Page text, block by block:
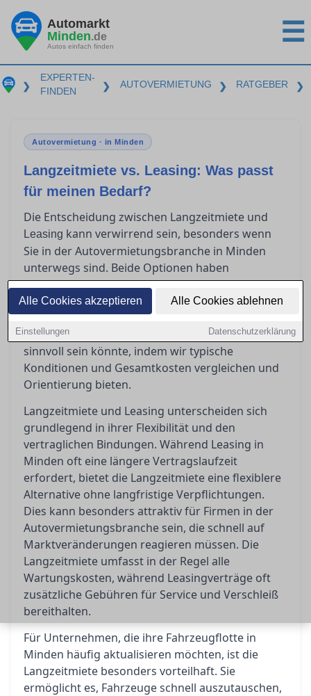
Alle Cookies akzeptieren Alle Cookies ablehnen
Einstellungen Datenschutzerklärung
Automarkt
Minden.de
Autos einfach finden ☰
❯
EXPERTEN-
FINDEN
❯ AUTOVERMIETUNG ❯ RATGEBER ❯
Autovermietung · in Minden
Langzeitmiete vs. Leasing: Was passt
für meinen Bedarf?
Die Entscheidung zwischen Langzeitmiete und
Leasing kann verwirrend sein, besonders wenn
Sie in der Autovermietungsbranche in Minden
unterwegs sind. Beide Optionen haben
spezifische Vorteile und unterschiedliche
Kostenstrukturen, die je nach individueller
Nutzung und Bedarf variieren können. In diesem
Artikel beleuchten wir, welche Option für Sie
sinnvoll sein könnte, indem wir typische
Konditionen und Gesamtkosten vergleichen und
Orientierung bieten.
Langzeitmiete und Leasing unterscheiden sich
grundlegend in ihrer Flexibilität und den
vertraglichen Bindungen. Während Leasing in
Minden oft eine längere Vertragslaufzeit
erfordert, bietet die Langzeitmiete eine flexiblere
Alternative ohne langfristige Verpflichtungen.
Dies kann besonders attraktiv für Firmen in der
Autovermietungsbranche sein, die schnell auf
Marktveränderungen reagieren müssen. Die
Langzeitmiete umfasst in der Regel alle
Wartungskosten, während Leasingverträge oft
zusätzliche Gebühren für Service und Verschleiß
bereithalten.
Für Unternehmen, die ihre Fahrzeugflotte in
Minden häufig aktualisieren möchten, ist die
Langzeitmiete besonders vorteilhaft. Sie
ermöglicht es, Fahrzeuge schnell auszutauschen,